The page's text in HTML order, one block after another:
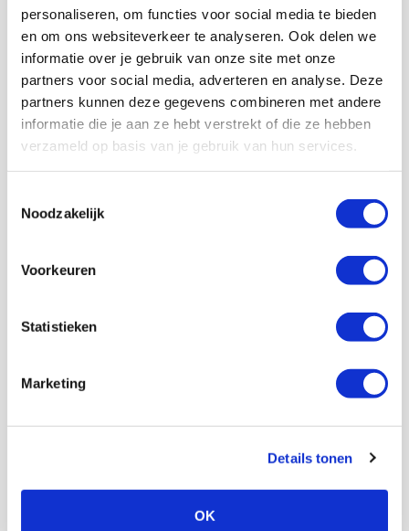
personaliseren, om functies voor social media te bieden
en om ons websiteverkeer te analyseren. Ook delen we
informatie over je gebruik van onze site met onze
partners voor social media, adverteren en analyse. Deze
partners kunnen deze gegevens combineren met andere
informatie die je aan ze hebt verstrekt of die ze hebben
verzameld op basis van je gebruik van hun services.
Noodzakelijk
Voorkeuren
Statistieken
Marketing
Details tonen
OK